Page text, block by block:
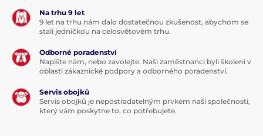
Na trhu 9 let
9 let na trhu nám dalo dostatečnou zkušenost, abychom se
stali jedničkou na celosvětovém trhu.
Odborné poradenství
Napište nám, nebo zavolejte. Naši zaměstnanci byli školeni v
oblasti zákaznické podpory a odborného poradenství.
Servis obojků
Servis obojků je nepostradatelným prvkem naší společnosti,
který vám poskytne to, co potřebujete.